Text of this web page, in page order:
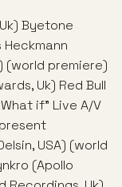
Byetone
Heckmann
(world premiere)
Uk) Red Bull
if” Live A/V
USA) (world
(Apollo